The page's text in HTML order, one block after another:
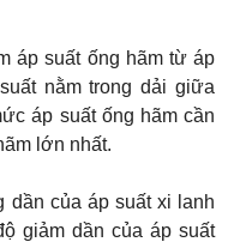
áp suất ống hãm từ áp
nằm trong dải giữa
áp suất ống hãm cần
lớn nhất.
dần của áp suất xi lanh
giảm dần của áp suất